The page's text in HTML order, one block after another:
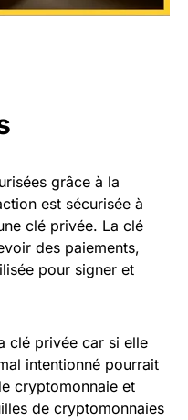
grâce à la
est sécurisée à
clé privée. La clé
des paiements,
pour signer et
clé privée car si elle
intentionné pourrait
cryptomonnaie et
de cryptomonnaies